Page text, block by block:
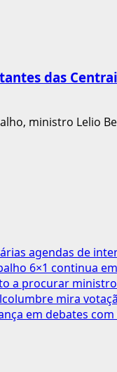
das
ministro Lelio
agendas de
6×1 continua
a procurar
mira
em debates